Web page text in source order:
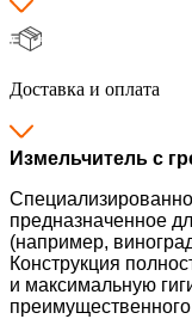
Доставка и оплата
Измельчитель с
предназначенное
(например,
Конструкция
и максимальную